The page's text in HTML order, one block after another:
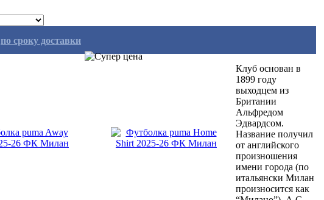
по сроку доставки
Клуб основан в
1899 году
выходцем из
Британии
Альфредом
Эдвардсом.
Название получил
от английского
произношения
имени города (по
итальянски Милан
произносится как